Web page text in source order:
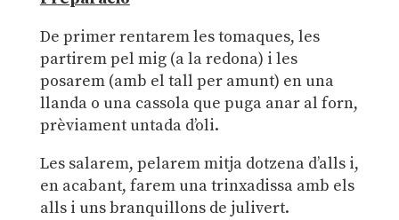
De primer rentarem les tomaques, les
partirem pel mig (a la redona) i les
posarem (amb el tall per amunt) en una
llanda o una cassola que puga anar al forn,
prèviament untada d’oli.
Les salarem, pelarem mitja dotzena d’alls i,
en acabant, farem una trinxadissa amb els
alls i uns branquillons de julivert.